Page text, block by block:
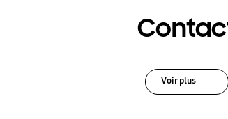
Voir plus